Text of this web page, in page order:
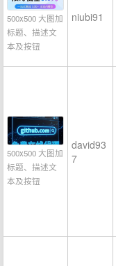
500x500 大图加
标题、描述文
本及按钮
niubi91
500x500 大图加
标题、描述文
本及按钮
david93
7